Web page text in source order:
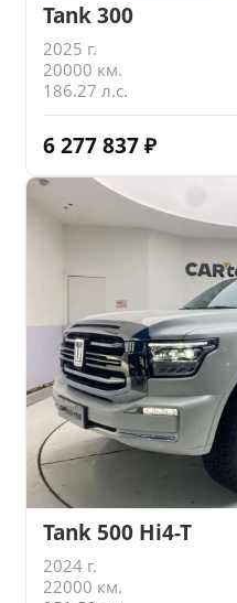
Tank 300
2025 г.
20000 км.
186.27 л.с.
6 277 837 ₽
Tank 500 Hi4-T
2024 г.
22000 км.